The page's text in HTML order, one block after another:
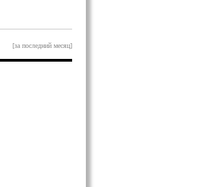
[за последний месяц]